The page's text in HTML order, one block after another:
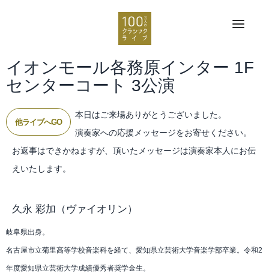
イオンモール各務原インター 1F
センターコート 3公演
他ライブへGO
本日はご来場ありがとうございました。
演奏家への応援メッセージをお寄せください。
お返事はできかねますが、頂いたメッセージは演奏家本人にお伝
えいたします。
久永 彩加 （ヴァイオリン）
岐阜県出身。
名古屋市立菊里高等学校音楽科を経て、愛知県立芸術大学音楽学部卒業。令和2
年度愛知県立芸術大学成績優秀者奨学金生。